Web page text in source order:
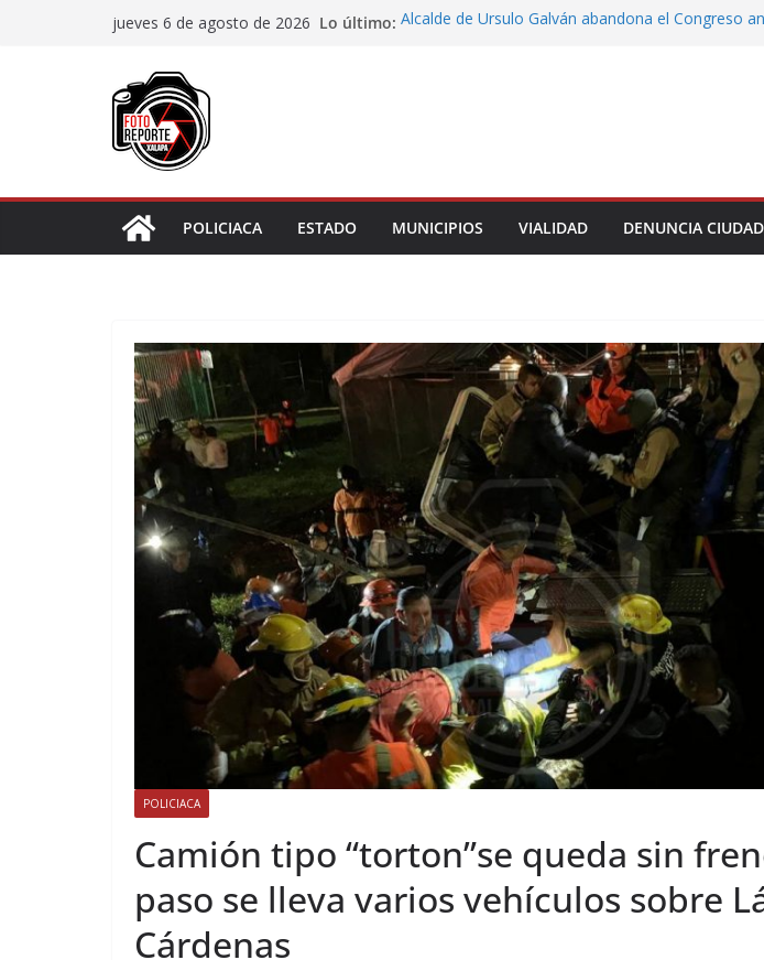
jueves 6 de agosto de 2026 Lo último: Alcalde de Úrsulo Galván abandona el Congreso
de discapacidad
POLICIACA
ESTADO MUNICIPIOS VIALIDAD DENUNCIA
POLICIACA
Camión tipo “torton”se queda sin
paso se lleva varios vehículos sobre
Cárdenas